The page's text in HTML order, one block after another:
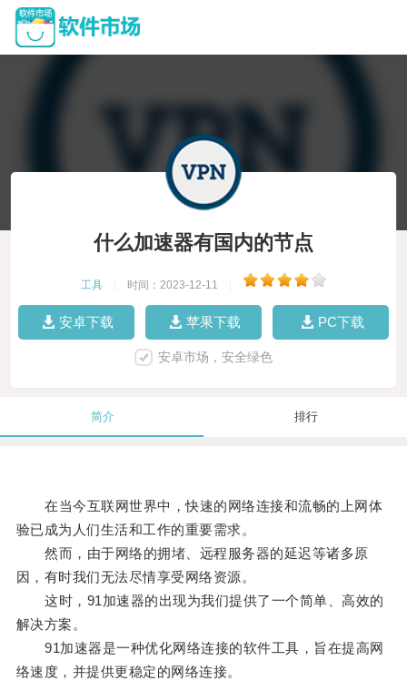
什么加速器有国内的节点
工具 时间：2023-12-11
安卓下载 苹果下载 PC下载
安卓市场，安全绿色
简介 排行
在当今互联网世界中，快速的网络连接和流畅的上网体
验已成为人们生活和工作的重要需求。
然而，由于网络的拥堵、远程服务器的延迟等诸多原
因，有时我们无法尽情享受网络资源。
这时，91加速器的出现为我们提供了一个简单、高效的
解决方案。
91加速器是一种优化网络连接的软件工具，旨在提高网
络速度，并提供更稳定的网络连接。